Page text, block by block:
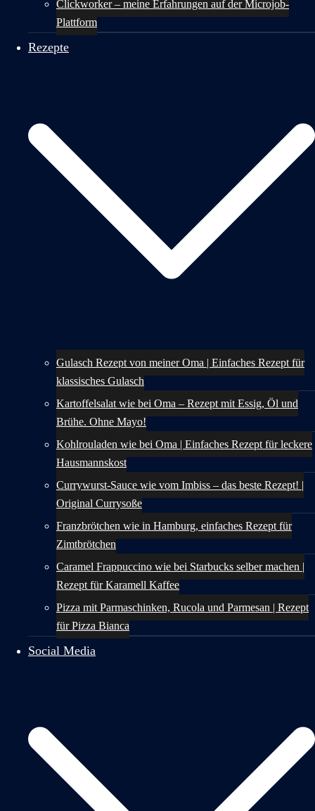
Clickworker – meine Erfahrungen auf der Microjob-
Plattform
Rezepte
Gulasch Rezept von meiner Oma | Einfaches Rezept für
klassisches Gulasch
Kartoffelsalat wie bei Oma – Rezept mit Essig, Öl und
Brühe. Ohne Mayo!
Kohlrouladen wie bei Oma | Einfaches Rezept für leckere
Hausmannskost
Currywurst-Sauce wie vom Imbiss – das beste Rezept! |
Original Currysoße
Franzbrötchen wie in Hamburg, einfaches Rezept für
Zimtbrötchen
Caramel Frappuccino wie bei Starbucks selber machen |
Rezept für Karamell Kaffee
Pizza mit Parmaschinken, Rucola und Parmesan | Rezept
für Pizza Bianca
Social Media